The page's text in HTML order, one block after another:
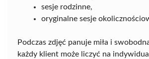
sesje rodzinne,
oryginalne sesje
Podczas zdjęć panuje miła i
każdy klient może liczyć na